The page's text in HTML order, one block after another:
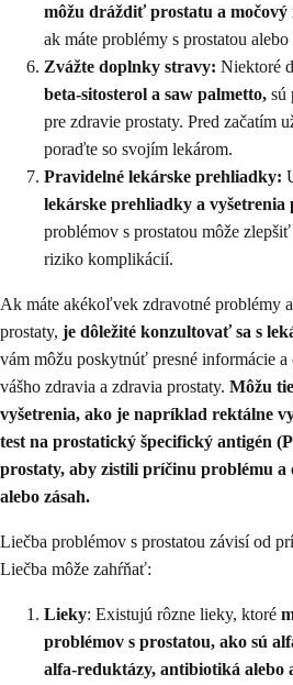
môžu dráždiť prostatu a močový
ak máte problémy s prostatou
Zvážte doplnky stravy: Niektoré
beta-sitosterol a saw palmetto, sú
pre zdravie prostaty. Pred začatím
poraďte so svojím lekárom.
Pravidelné lekárske prehliadky:
lekárske prehliadky a vyšetrenia
problémov s prostatou môže
riziko komplikácií.
Ak máte akékoľvek zdravotné problémy
prostaty, je dôležité konzultovať sa s
vám môžu poskytnúť presné informácie a
vášho zdravia a zdravia prostaty. Môžu
vyšetrenia, ako je napríklad rektálne
test na prostatický špecifický antigén
prostaty, aby zistili príčinu problému
alebo zásah.
Liečba problémov s prostatou závisí od
Liečba môže zahŕňať:
Lieky: Existujú rôzne lieky, ktoré
problémov s prostatou, ako sú
alfa-reduktázy, antibiotiká alebo